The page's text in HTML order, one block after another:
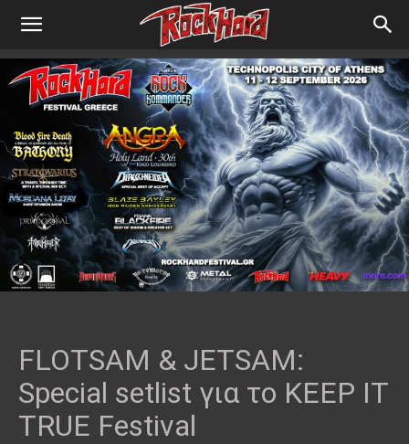
FLOTSAM & JETSAM:
Special setlist για το KEEP IT
TRUE Festival